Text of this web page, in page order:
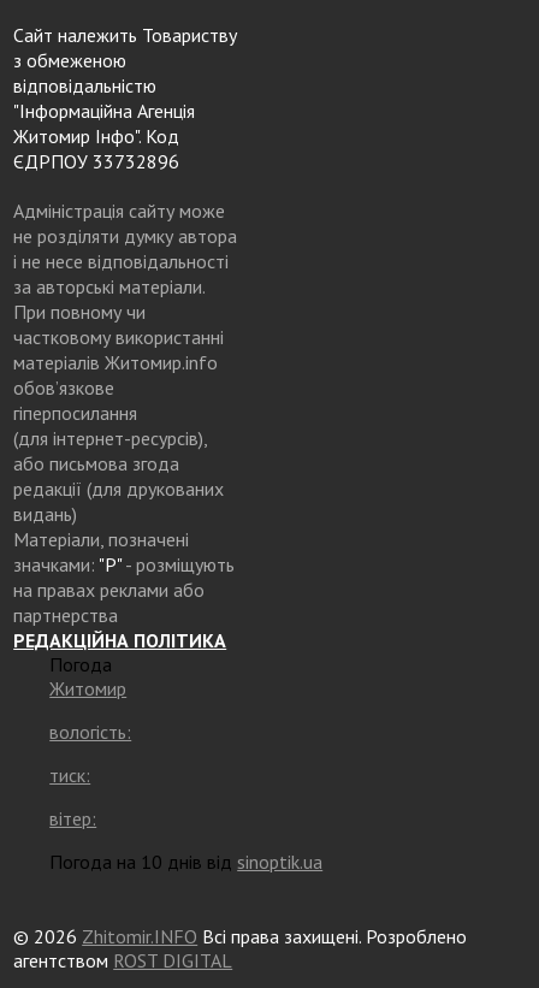
Сайт належить Товариству
з обмеженою
відповідальністю
"Інформаційна Агенція
Житомир Інфо". Код
ЄДРПОУ 33732896
Адміністрація сайту може
не розділяти думку автора
і не несе відповідальності
за авторські матеріали.
При повному чи
частковому використанні
матеріалів Житомир.info
обов’язкове
гіперпосилання
(для інтернет-ресурсів),
або письмова згода
редакції (для друкованих
видань)
Матеріали, позначені
значками: "Р"- розміщують
на правах реклами або
партнерства
РЕДАКЦІЙНА ПОЛІТИКА
Погода
Житомир
вологість:
тиск:
вітер:
Погода на 10 днів відsinoptik.ua
© 2026 Zhitomir.INFO Всі права захищені. Розроблено
агентством ROST DIGITAL